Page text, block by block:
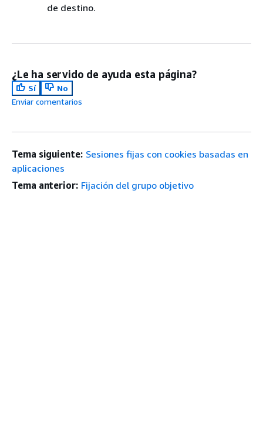
de destino.
¿Le ha servido de ayuda esta página?
Sí
No
Enviar comentarios
Tema siguiente: Sesiones fijas con cookies basadas en
aplicaciones
Tema anterior: Fijación del grupo objetivo